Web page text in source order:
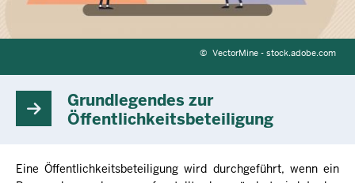
© VectorMine - stock.adobe.com
Grundlegendes zur
Öffentlichkeitsbeteiligung
Eine Öffentlichkeitsbeteiligung wird durchgeführt, wenn ein